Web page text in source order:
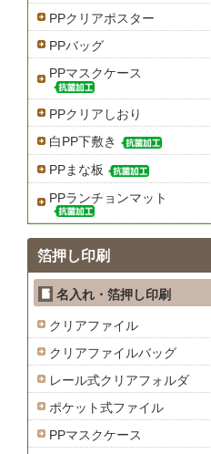
PPクリアポスター
PPバッグ
PPマスクケース
PPクリアしおり
白PP下敷き
PPまな板
PPランチョンマット
箔押し印刷
名入れ・箔押し印刷
クリアファイル
クリアファイルバッグ
レール式クリアフォルダ
ポケット式ファイル
PPマスクケース